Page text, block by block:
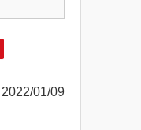
2022/01/09